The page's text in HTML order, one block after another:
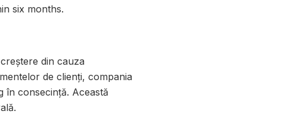
six months.
din cauza
de clienți, compania
în consecință. Această